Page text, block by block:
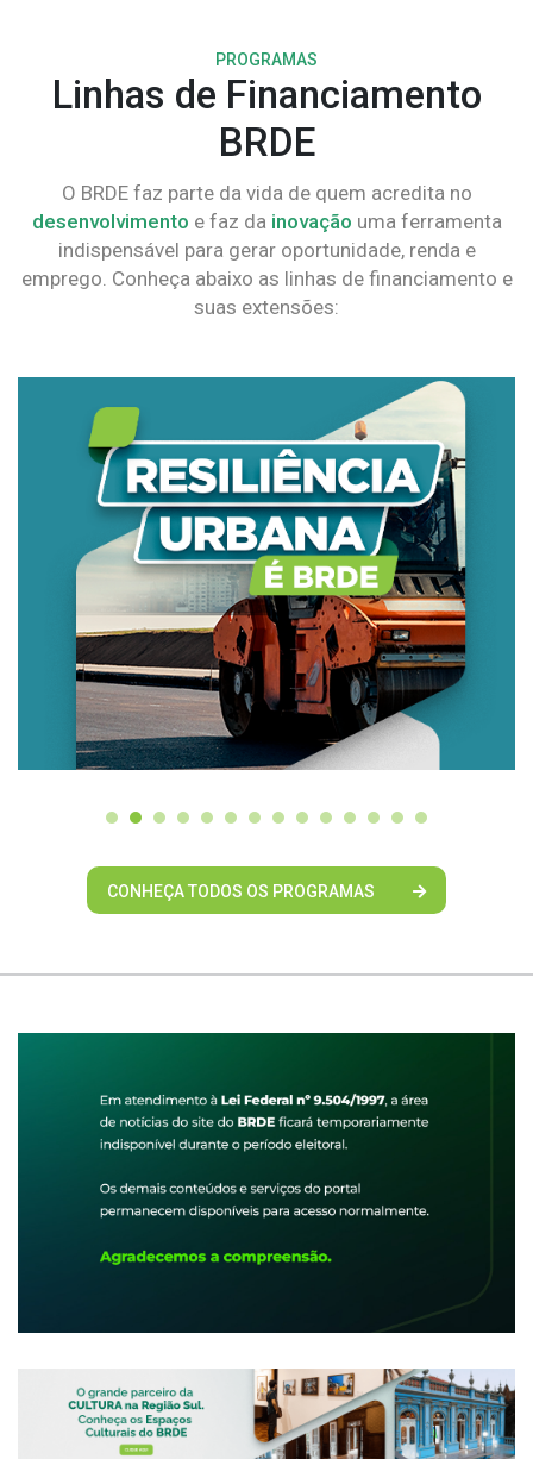
PROGRAMAS
Linhas de Financiamento
BRDE
O BRDE faz parte da vida de quem acredita no
desenvolvimento e faz da inovação uma ferramenta
indispensável para gerar oportunidade, renda e
emprego. Conheça abaixo as linhas de financiamento e
suas extensões:
CONHEÇA TODOS OS PROGRAMAS